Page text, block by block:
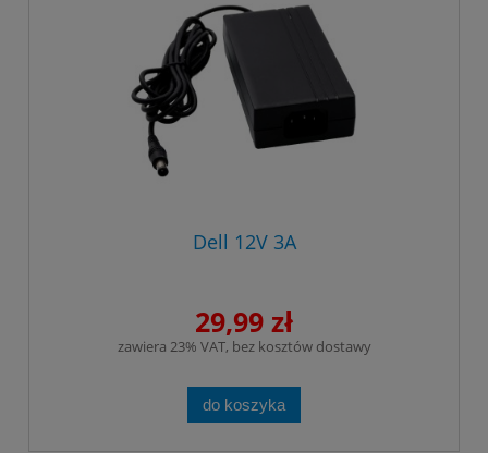
Dell 12V 3A
29,99 zł
zawiera 23% VAT, bez kosztów dostawy
do koszyka